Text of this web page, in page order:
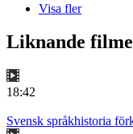
Visa fler
Liknande
18:42
Svensk språkhistoria